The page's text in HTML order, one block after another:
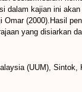
kajian ini
(2000).Hasil
yang disiarkan
(UUM), Sintok,